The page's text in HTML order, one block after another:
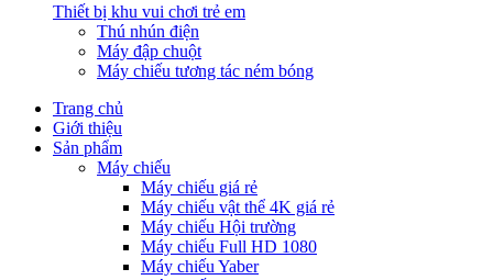
Thiết bị khu vui chơi trẻ em
Thú nhún điện
Máy đập chuột
Máy chiếu tương tác ném bóng
Trang chủ
Giới thiệu
Sản phẩm
Máy chiếu
Máy chiếu giá rẻ
Máy chiếu vật thể 4K giá rẻ
Máy chiếu Hội trường
Máy chiếu Full HD 1080
Máy chiếu Yaber